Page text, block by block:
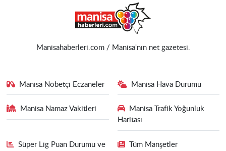
Manisahaberleri.com / Manisa'nın net gazetesi.
Manisa Nöbetçi Eczaneler Manisa Hava Durumu
Manisa Namaz Vakitleri
Manisa Trafik Yoğunluk
Haritası
Süper Lig Puan Durumu ve
Tüm Manşetler